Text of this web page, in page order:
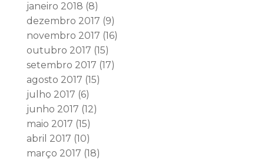
janeiro 2018 (8)
dezembro 2017 (9)
novembro 2017 (16)
outubro 2017 (15)
setembro 2017 (17)
agosto 2017 (15)
julho 2017 (6)
junho 2017 (12)
maio 2017 (15)
abril 2017 (10)
março 2017 (18)